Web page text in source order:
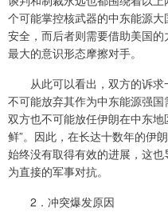
个可能掌控核武器的中东能源
安全，而后者则需要借助美国
最大的意识形态摩擦对手。
从此可以看出，双方的诉求
不可能放弃其作为中东能源强
双方也不可能放任伊朗在中东
鲜”。因此，在长达十数年的伊
始终没有取得有效的进展，这
为直接的军事对抗。
2．冲突爆发原因